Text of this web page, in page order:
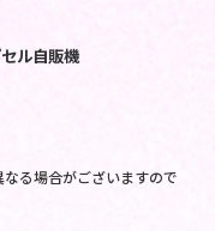
ル自販機
る場合がございますので